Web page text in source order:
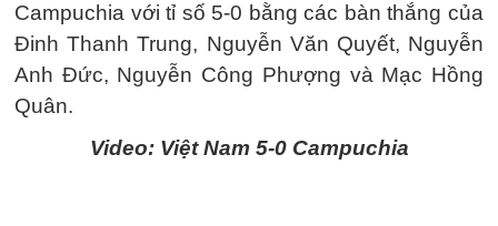
Campuchia với tỉ số 5-0 bằng các bàn thắng của
Đinh Thanh Trung, Nguyễn Văn Quyết, Nguyễn
Anh Đức, Nguyễn Công Phượng và Mạc Hồng
Quân.
Video: Việt Nam 5-0 Campuchia